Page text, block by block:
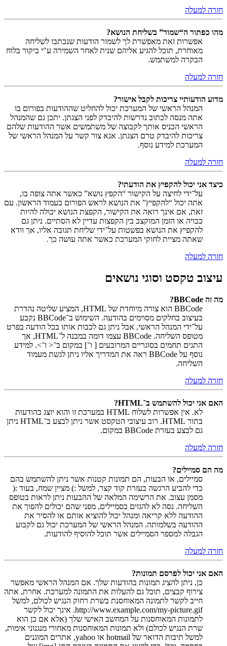
חזרה למעלה
מהו כפתור ה“שמור” בשליחת הנושא?
אפשרות זאת מאפשרת לך לשמור הודעות שנכתבו לשליחה
מאוחרת, תוכל להגיע אליהם שנית לאחר השמירה ע"י ביקור בלוח
הבקרה למשתמש.
חזרה למעלה
מדוע הודעותיי צריכות לקבל אישור?
המנהל הראשי של המערכת יכול להחליט שההודעות בפורום בו
אתה מנסה לכתוב נדרשות להיבדק לפני הצגתן. יתכן גם שהמנהל
הראשי הכניס אותך לקבוצה של משתמשים אשר ההודעות שלהם
צריכות להיבדק טרם הצגתן. אנא צור קשר על המנהל הראשי של
המערכת למידע נוסף.
חזרה למעלה
כיצד אני יכול להקפיץ את הודעתי?
על־ידי לחיצה על הקישור “הקפץ נושא” כאשר אתה צופה בו,
אתה יכול “להקפיץ” את הנושא לראש הפורום בעמוד הראשון. עם
זאת, אם אינך רואה את הקישור, הקפצת הנושא יכולה להיות
כבויה או הזמן המוקצב בין הקפצות עדיין לא הסתיים. ניתן גם
להקפיץ את הנושא בפשטות על־ידי שליחת תגובה אליו, אך וודא
שאתה מציית לחוקי המערכת כאשר אתה עושה כך.
חזרה למעלה
עיצוב טקסט וסוגי נושאים
מה זה BBCode?
BBCode הוא צורה מיוחדת של HTML, המציע שליטה נהדרת
בעיצוב בחלקים מסוימים בהודעה. השימוש ב־BBCode נקבע
על־ידי המנהל הראשי, אבל ניתן גם לכבות אותו בכל הודעה בפרט
מטופס השליחה. BBCode עצמו דומה במבנה ל־HTML, אך
התגים תחמים בסוגריים המרובעים [ ו־] במקום ב־< ו־>. למידע
נוסף על BBCode ראה את המדריך אליו ניתן לגשת מעמוד
השליחה.
חזרה למעלה
האם אני יכול להשתמש ב־HTML?
לא. אין אפשרות לשלוח HTML במערכת זו והוא יוצג בהודעות
בתור HTML. רוב עיצובי הטקסט אשר ניתן לבצע ב־HTML ניתן
גם לבצע בעזרת BBCode במקום.
חזרה למעלה
מה הם סמיילים?
סמיילים, או הבעות, הם תמונות קטנות אשר ניתן להשתמש בהם
כדי להביע הרגשה בעזרת קוד קצר, למשל :) מציין שמח, בעוד :(
מסמן עצוב. את הרשימה המלאה של ההבעות ניתן לראות בטופס
השליחה. נסה לא להגזים בסמיילים, מפני שהם יכולים להפוך את
ההודעה ללא קריאה ומנהל יכול להוציא אותם או להסיר את
ההודעה בשלמותה. המנהל הראשי של המערכת יכול גם לקבוע
הגבלה למספר הסמיילים אשר תוכל להוסיף להודעות.
חזרה למעלה
האם אני יכול לפרסם תמונות?
כן, ניתן להציג תמונות בהודעות שלך. אם המנהל הראשי מאפשר
צירוף קבצים, תוכל גם להעלות את התמונה למערכת. אחרת, אתה
חייב לקשר לתמונה המאוחסנת בשרת רחוק הנגיש לכולם, למשל
http://www.example.com/my-picture.gif. אינך יכול לקשר
לתמונות המאוחסנות על המחשב האישי שלך (אלא אם כן הוא
שרת הנגיש לכולם) ולא תמונות המאוחסנות מאחורי מנגנוני אימות,
למשל תיבות הדואר של hotmail או yahoo, אתרים המוגנים